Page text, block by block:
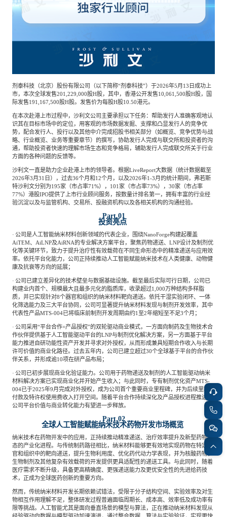
Construction & Utilities
Saving Technology
Education & Training Shipping and Ports
Maternal And Infant
Agriculture, Forestry
Animal Husbandry
And Fishery
Landscaping Commercial Aviation
剂泰科技（北京）股份有限公司（以下简称“剂泰科技”）于2026年5月13日成功上
市，本次全球发售201,229,000股H股，其中，香港公开发售10,061,500股H股，国
际发售191,167,500股H股。发售价为每股H股10.50港元。
在本次赴港上市过程中，沙利文公司主要承担以下任务：帮助发行人准确客观地认
识其在目标市场中的定位，用客观的市场数据发掘、支撑和凸显发行人的竞争优
势，配合发行人、投行以及其他中介完成招股书相关部分（如概览、竞争优势与战
略、行业概览、业务等重要章节）的撰写，协助发行人完成与联交所和投资者的沟
通，帮助投资者快速的理解市场生态和竞争格局，辅助发行人完成联交所关于行业
方面的各种问题的反馈等。
沙利文一直是助力企业赴港上市的领导者。根据LiveReport大数据（统计数据截至
2026年3月31日），过去36个月和12个月，以及2026年1-3月的统计期间，弗若斯
特沙利文分别为195家（市占率71%），101家（市占率73%），30家（市占率
77%）港股IPO提供了上市行业顾问服务，按数量计排名第一，拥有丰富的行业经
验沉淀以及与监管机构、交易所、投融资机构以及各相关机构的沟通经验。
Part.01
投资亮点
· 公司是人工智能纳米材料创新领域的代表企业，围绕NanoForge构建起覆盖
AiTEM、AiLNP及AiRNA的专业解决方案平台，聚焦药物递送、LNP设计及制剂优
化等关键环节，致力于提升治疗性有效载荷在不同生命形态中的精准递送与应用效
率。依托平台化能力，公司正持续推动人工智能赋能纳米技术在人类健康、动物健
康及抗衰等方向的延展；
· 公司已建立差异化的技术壁垒与数据基础设施。截至最后实际可行日期，公司已
构建业内首个、规模最大且最多元化的脂质库，收录超过1,000万种结构多样脂
质，并已实现针对8个器官和组织的纳米材料靶向递送。依托干湿实验闭环、一体
化筛选能力及三大平台协同，公司可显著提升纳米材料发现与制剂开发效率，其中
代表性产品MTS-004已将临床前制剂开发周期由约1至2年缩短至不足3个月；
· 公司采用“平台合作+产品授权”的双轮驱动商业模式，一方面向制药及生物技术合
作伙伴提供基于人工智能驱动平台的LNP与制剂优化解决方案，另一方面基于平台
能力推进自研功能性资产开发并寻求对外授权，从而形成兼具短期合作收入与长期
许可价值的商业化路径。过去五年内，公司已建立超过30个全球基于平台的合作伙
伴关系，并形成逾10项在研产品布局；
· 公司已初步展现商业化验证能力。公司用于药物递送及制剂的人工智能驱动纳米
材料解决方案已实现商业化并开始产生收入；与此同时，专有制剂优化资产MTS-
004已于2025年9月完成对外授权，成为公司首个重要商业里程碑，并为后续里程碑
付款及特许权使用费收入打开空间。随着平台合作持续深化及产品授权进程推进，
公司平台价值与商业转化能力有望进一步释放。
Part.02
全球人工智能赋能纳米技术药物开发市场概览
纳米技术在药物开发中的应用，正持续推动精准递送、治疗效率提升及新型药物形
态的产业化进程。与传统制药路径相比，纳米材料能够更有效地实现药物在特定器
官和组织中的靶向递送，提升生物利用度、优化药代动力学表现，并为核酸药物、
生物制剂及其他复杂有效载荷的开发提供更具适配性的递送工具。与此同时，随着
医疗需求不断升级，具备更高精确度、更强递送能力及更优安全性的先进给药技
术，正成为全球医药创新的重要方向。
然而，传统纳米材料开发长期依赖试错法，受限于分子结构空间、实验效率及对生
物相互作用理解不足，整体研发过程普遍面临周期长、成本高、效率低及成功率有
限等挑战。人工智能尤其是面向垂直场景的模型与算法，正在推动纳米材料发现从